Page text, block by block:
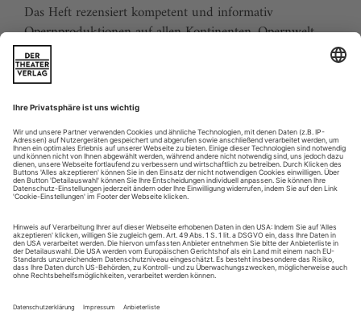
Das Heft rezensiert kompetent und informativ
Opernproduktionen auf allen Kontinenten. Opernwelt
zeigt die Welt hinter der Bühne, befragt die Macher und
verfolgt die Kulturpolitik. Große Themenblöcke
behandeln die Geschichte der Oper, bedeutende
Komponisten und die interessantesten Aspekte des
internationalen Musiklebens. Die Premierenvorschau
animiert zu Opernreisen in alle Welt.
Sie erhalten Zugang zum Online-Archiv von Opernwelt
und können sowohl das aktuelle ePaper als auch das
ePaper-Archiv über Ihren Account auf www.der-
theaterverlag.de einsehen. Zugang zur App auf Anfrage.
Das Abonnement hat eine Laufzeit von einem Monat und
verlängert sich jeweils um einen weiteren Monat, sofern
es nicht vom Kunden auf der Seite „Mein Konto/Meine
Bestellungen“ auf www.der-theaterverlag.de gekündigt